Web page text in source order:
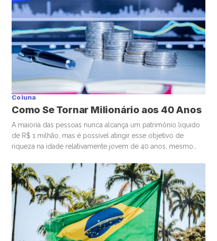
Coluna
Como Se Tornar Milionário aos 40 Anos
A maioria das pessoas nunca alcança um patrimônio líquido
de R$ 1 milhão, mas é possível atingir esse objetivo de
riqueza na idade relativamente jovem de 40 anos, mesmo
milionários aos 40 começam a investir ainda bem jovens,
estão dispostos a assumir riscos financeiros calculados e
priorizam […]